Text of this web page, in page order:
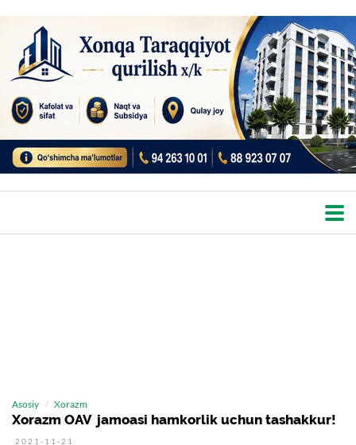
Asosiy Xorazm
Хorazm OAV jamoasi hamkorlik uchun tashakkur!
2021-11-21